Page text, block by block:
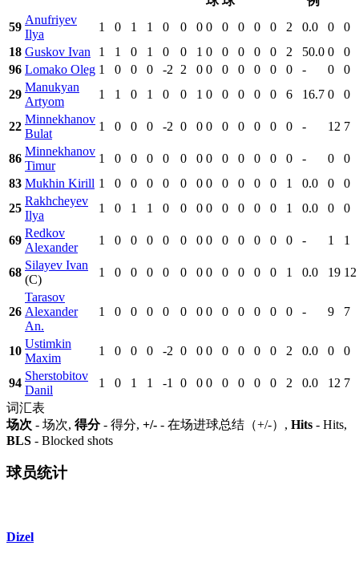
59
Anufriyev
Ilya
1 0 1 1 0 0 0 0 0 0 0 0 2 0.0 0
0
18 Guskov Ivan 1 1 0 1 0 0 1 0 0 0 0 0 2 50.0 0
0
96 Lomako Oleg 1 0 0 0 -2 2 0 0 0 0 0 0 0 - 0
0
29
Manukyan
Artyom
1 1 0 1 0 0 1 0 0 0 0 0 6 16.7 0 0
22
Minnekhanov
Bulat
1 0 0 0 -2 0 0 0 0 0 0 0 0 - 12 7
86
Minnekhanov
Timur
1 0 0 0 0 0 0 0 0 0 0 0 0 - 0
0
83 Mukhin Kirill 1 0 0 0 0 0 0 0 0 0 0 0 1 0.0 0
0
25
Rakhcheyev
Ilya
1 0 1 1 0 0 0 0 0 0 0 0 1 0.0 0 0
69
Redkov
Alexander
1 0 0 0 0 0 0 0 0 0 0 0 0 - 1 1
68
Silayev Ivan
(C)
1 0 0 0 0 0 0 0 0 0 0 0 1 0.0 19 12
26
Tarasov
Alexander
An.
1 0 0 0 0 0 0 0 0 0 0 0 0 - 9 7
10
Ustimkin
Maxim
1 0 0 0 -2 0 0 0 0 0 0 0 2 0.0 0 0
94
Sherstobitov
Danil
1 0 1 1 -1 0 0 0 0 0 0 0 2 0.0 12 7
词汇表
场次 - 场次, 得分- 得分, +/- - 在场进球总结（+/-）, Hits - Hits,
BLS - Blocked shots
球员统计
Dizel